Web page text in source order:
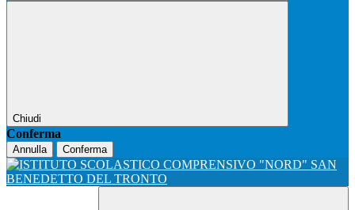
Chiudi
Conferma
Annulla Conferma